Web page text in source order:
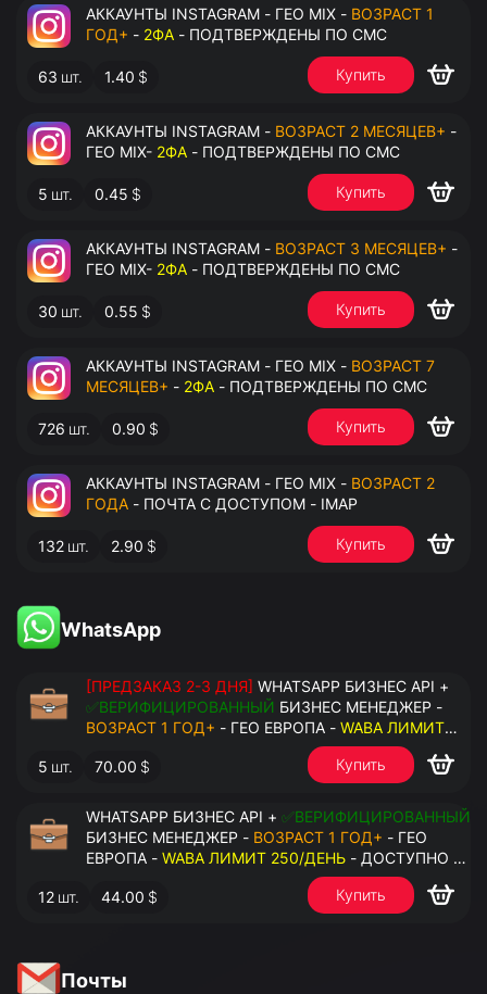
АККАУНТЫ INSTAGRAM - ГЕО MIX - ВОЗРАСТ 1
ГОД+ - 2ФА - ПОДТВЕРЖДЕНЫ ПО СМС
63 шт. 1.40 $ Купить
АККАУНТЫ INSTAGRAM - ВОЗРАСТ 2 МЕСЯЦЕВ+ -
ГЕО MIX- 2ФА - ПОДТВЕРЖДЕНЫ ПО СМС
5 шт. 0.45 $ Купить
АККАУНТЫ INSTAGRAM - ВОЗРАСТ 3 МЕСЯЦЕВ+ -
ГЕО MIX- 2ФА - ПОДТВЕРЖДЕНЫ ПО СМС
30 шт. 0.55 $ Купить
АККАУНТЫ INSTAGRAM - ГЕО MIX - ВОЗРАСТ 7
МЕСЯЦЕВ+ - 2ФА - ПОДТВЕРЖДЕНЫ ПО СМС
726 шт. 0.90 $ Купить
АККАУНТЫ INSTAGRAM - ГЕО MIX - ВОЗРАСТ 2
ГОДА - ПОЧТА С ДОСТУПОМ - IMAP
132 шт. 2.90 $ Купить
WhatsApp
[ПРЕДЗАКАЗ 2-3 ДНЯ] WHATSAPP БИЗНЕС API +
✅ВЕРИФИЦИРОВАННЫЙ БИЗНЕС МЕНЕДЖЕР -
ВОЗРАСТ 1 ГОД+ - ГЕО ЕВРОПА - WABA ЛИМИТ
- ДОСТУПНО К ПРИВЯЗКЕ ДО 20
НОМЕРОВ - ПРАВА АДМИНИСТРАТОРА
5 шт. 70.00 $ Купить
WHATSAPP БИЗНЕС API + ✅ВЕРИФИЦИРОВАННЫЙ
БИЗНЕС МЕНЕДЖЕР - ВОЗРАСТ 1 ГОД+ - ГЕО
ЕВРОПА - WABA ЛИМИТ 250/ДЕНЬ - ДОСТУПНО К
ПРИВЯЗКЕ ДО 2 НОМЕРОВ - ПРАВА
АДМИНИСТРАТОРА
12 шт. 44.00 $ Купить
Почты